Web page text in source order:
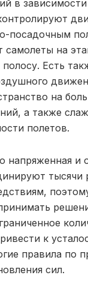
в
посадочным
на
Есть
на
а также
полетов.
напряженная и
к
правила по
сил.